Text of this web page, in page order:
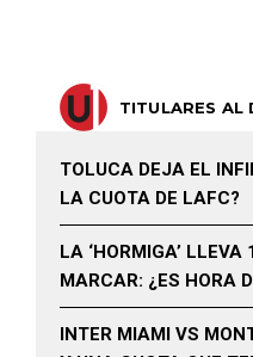
TITULARES AL
TOLUCA DEJA EL
LA CUOTA DE LAFC?
LA ‘HORMIGA’
MARCAR: ¿ES HORA
INTER MIAMI VS